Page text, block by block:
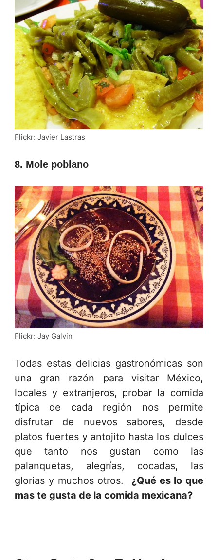
Flickr: Javier Lastras
8. Mole poblano
Flickr: Jay Galvin
Todas estas delicias gastronómicas son
una gran razón para visitar México,
locales y extranjeros, probar la comida
típica de cada región nos permite
disfrutar de nuevos sabores, desde
platos fuertes y antojito hasta los dulces
que tanto nos gustan como las
palanquetas, alegrías, cocadas, las
glorias y muchos otros. ¿Qué es lo que
mas te gusta de la comida mexicana?